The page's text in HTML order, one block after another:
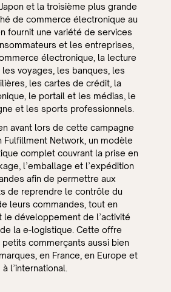
et la troisième plus grande
de commerce électronique au
fournit une variété de services
et les entreprises,
électronique, la lecture
voyages, les banques, les
les cartes de crédit, la
le portail et les médias, le
et les sports professionnels.
avant lors de cette campagne
Fulfillment Network, un modèle
complet couvrant la prise en
l’emballage et l’expédition
afin de permettre aux
de reprendre le contrôle du
leurs commandes, tout en
le développement de l’activité
la e-logistique. Cette offre
petits commerçants aussi bien
en France, en Europe et
à l’international.